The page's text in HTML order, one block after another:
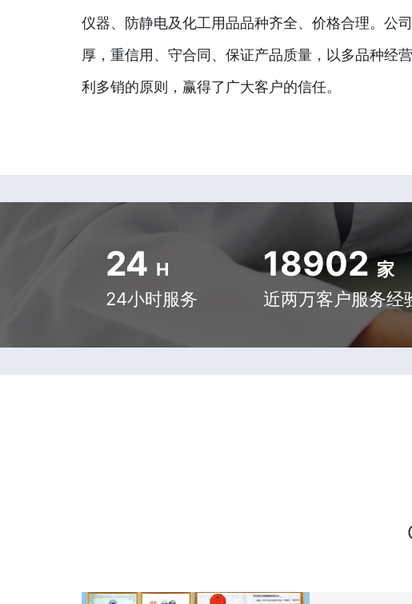
仪器、防静电及化工用品品种齐全、价格合理。公
厚，重信用、守合同、保证产品质量，以多品种经
利多销的原则，赢得了广大客户的信任。
24 H
24小时服务
18902 家
近两万客户服务经